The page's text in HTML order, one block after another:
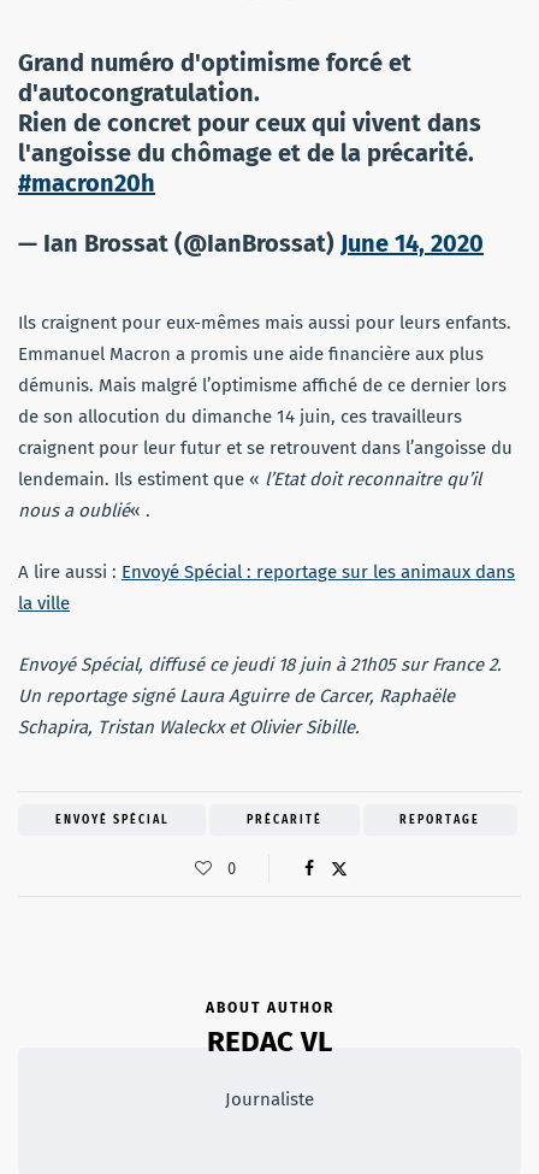
Grand numéro d'optimisme forcé et
d'autocongratulation.
Rien de concret pour ceux qui vivent dans
l'angoisse du chômage et de la précarité.
#macron20h
— Ian Brossat (@IanBrossat) June 14, 2020
Ils craignent pour eux-mêmes mais aussi pour leurs enfants.
Emmanuel Macron a promis une aide financière aux plus
démunis. Mais malgré l’optimisme affiché de ce dernier lors
de son allocution du dimanche 14 juin, ces travailleurs
craignent pour leur futur et se retrouvent dans l’angoisse du
lendemain. Ils estiment que « l’Etat doit reconnaitre qu’il
nous a oublié« .
A lire aussi : Envoyé Spécial : reportage sur les animaux dans
la ville
Envoyé Spécial, diffusé ce jeudi 18 juin à 21h05 sur France 2.
Un reportage signé Laura Aguirre de Carcer, Raphaële
Schapira, Tristan Waleckx et Olivier Sibille.
ENVOYÉ SPÉCIAL PRÉCARITÉ REPORTAGE
0
ABOUT AUTHOR
REDAC VL
Journaliste